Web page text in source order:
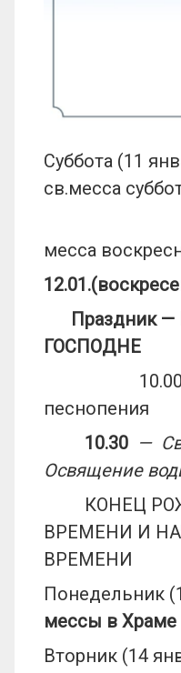
Суббота (11
св.месса
—
месса
Праздник —
ГОСПОДНЕ
10.00 —
песнопения
10.30 —
Освящение
КОНЕЦ
ВРЕМЕНИ И
ВРЕМЕНИ
Понедельник
мессы в
Вторник (14